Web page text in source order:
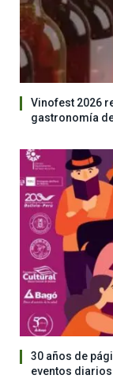
Vinofest 2026
gastronomía
30 años de
eventos diarios